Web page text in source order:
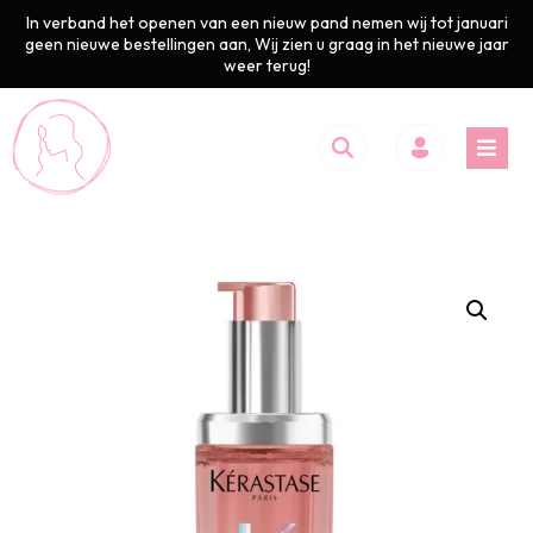
In verband het openen van een nieuw pand nemen wij tot januari
geen nieuwe bestellingen aan, Wij zien u graag in het nieuwe jaar
weer terug!